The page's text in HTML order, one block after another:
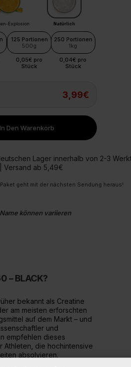
Explosion Natürlich
125 Portionen
500g
0,05€ pro
Stück
250 Portionen
1kg
0,04€ pro
Stück
3,99€
In Den Warenkorb
Lager innerhalb von 2-3
Versand ab 5,49€
geht mit der nächsten Sendung heraus!
können variieren
– BLACK?
bekannt als Creatine
am meisten erforschten
auf dem Markt – und
und
empfehlen dieses
Athleten, die hochintensive
absolvieren.